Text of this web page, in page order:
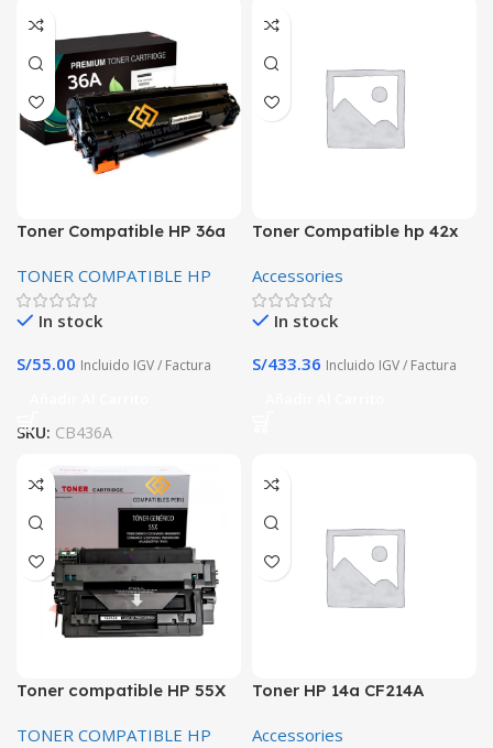
Toner Compatible HP 36a
P1505/ M1120MFP/
M1522MF
TONER COMPATIBLE HP
In stock
S/55.00 Incluido IGV / Factura
SKU: CB436A
Toner Compatible hp 42x
Premiun
Accessories
In stock
S/433.36 Incluido IGV / Factura
Toner compatible HP 55X
Premium alta calidad
TONER COMPATIBLE HP
Toner HP 14a CF214A
Accessories